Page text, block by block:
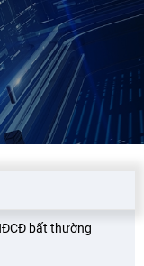
bất thường